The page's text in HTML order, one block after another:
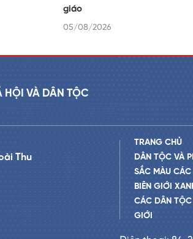
giáo
05/08/2026
VÀ DÂN TỘC
Thu
TRANG CHỦ
DÂN TỘC VÀ
SẮC MÀU
BIÊN GIỚI
CÁC DÂN TỘC
GIỚI